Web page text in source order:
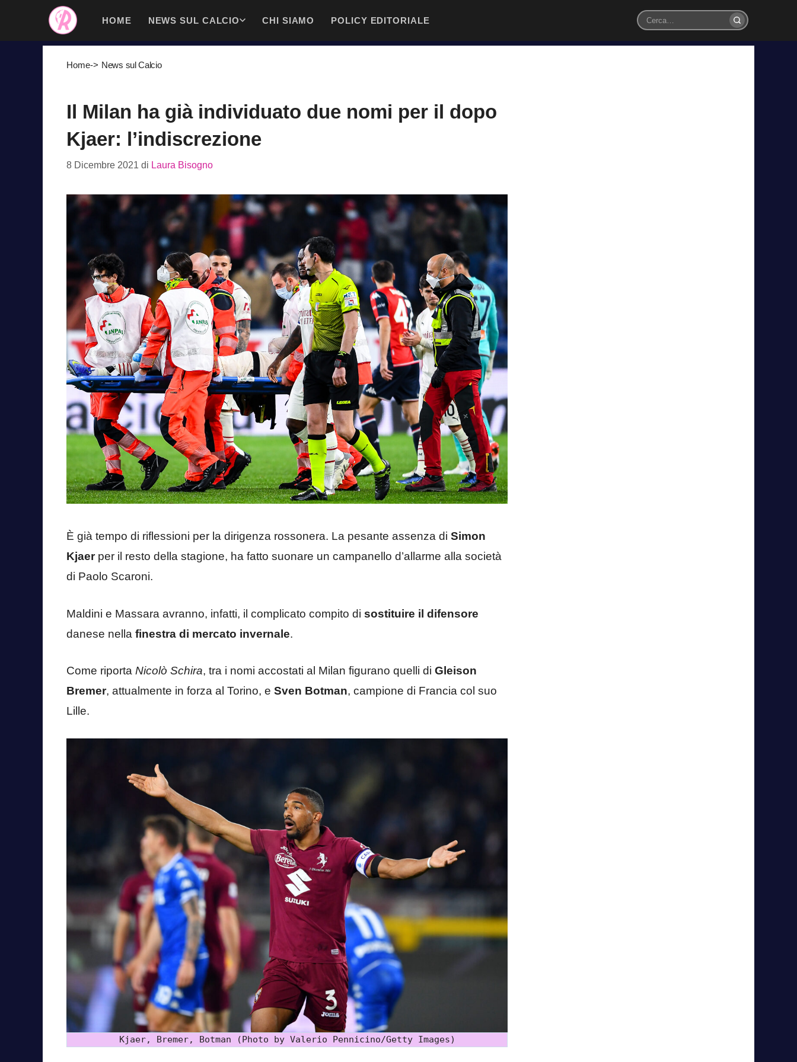
contenuto
HOME NEWS SUL CALCIO CHI SIAMO POLICY EDITORIALE
Cerca
Home-> News sul Calcio
Il Milan ha già individuato due nomi per il dopo
Kjaer: l’indiscrezione
8 Dicembre 2021 di Laura Bisogno
È già tempo di riflessioni per la dirigenza rossonera. La pesante assenza di Simon
Kjaerper il resto della stagione, ha fatto suonare un campanello d’allarme alla società
di Paolo Scaroni.
Maldini e Massara avranno, infatti, il complicato compito di sostituire il difensore
danese nella finestra di mercato invernale.
Come riporta Nicolò Schira, tra i nomi accostati al Milan figurano quelli di Gleison
Bremer, attualmente in forza al Torino, e Sven Botman, campione di Francia col suo
Lille.
Kjaer, Bremer, Botman (Photo by Valerio Pennicino/Getty Images)